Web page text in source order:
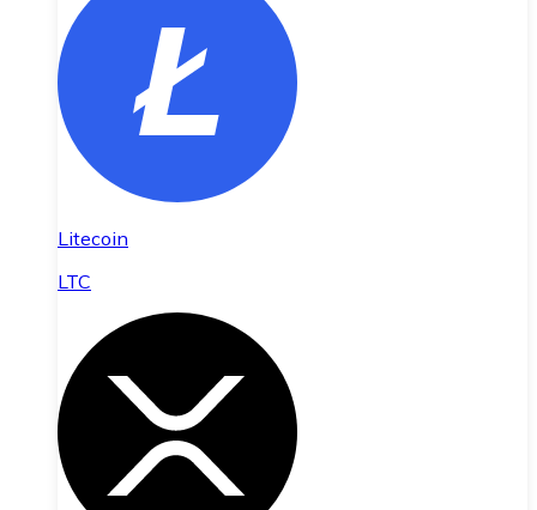
Litecoin
LTC